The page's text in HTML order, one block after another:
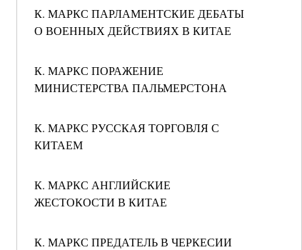
К. МАРКС ПАРЛАМЕНТСКИЕ ДЕБАТЫ
О ВОЕННЫХ ДЕЙСТВИЯХ В КИТАЕ
К. МАРКС ПОРАЖЕНИЕ
МИНИСТЕРСТВА ПАЛЬМЕРСТОНА
К. МАРКС РУССКАЯ ТОРГОВЛЯ С
КИТАЕМ
К. МАРКС АНГЛИЙСКИЕ
ЖЕСТОКОСТИ В КИТАЕ
К. МАРКС ПРЕДАТЕЛЬ В ЧЕРКЕСИИ